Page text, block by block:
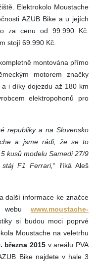
Elektrokolo Moustache
AZUB Bike a u jejích
za cenu od 99.990 Kč
stojí 69.990 Kč.
montována přímo
motorem značky
i díky dojezdu až 180 km
elektropohonů pro
republiky a na Slovensko
a jsme rádi, že se to
kusů modelu Samedi 27/9
F1 Ferrari,“ říká Aleš
další informace ke značce
webu www.moustache-
si budou moci poprvé
Moustache na veletrhu
března 2015v areálu PVA
Bike najdete v hale 3